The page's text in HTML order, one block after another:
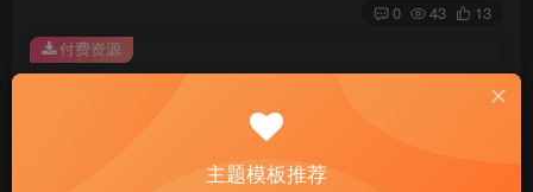
0 43 13
此内容为付费资源，请付费后查看
￥0.01
付费资源
主题模板推荐